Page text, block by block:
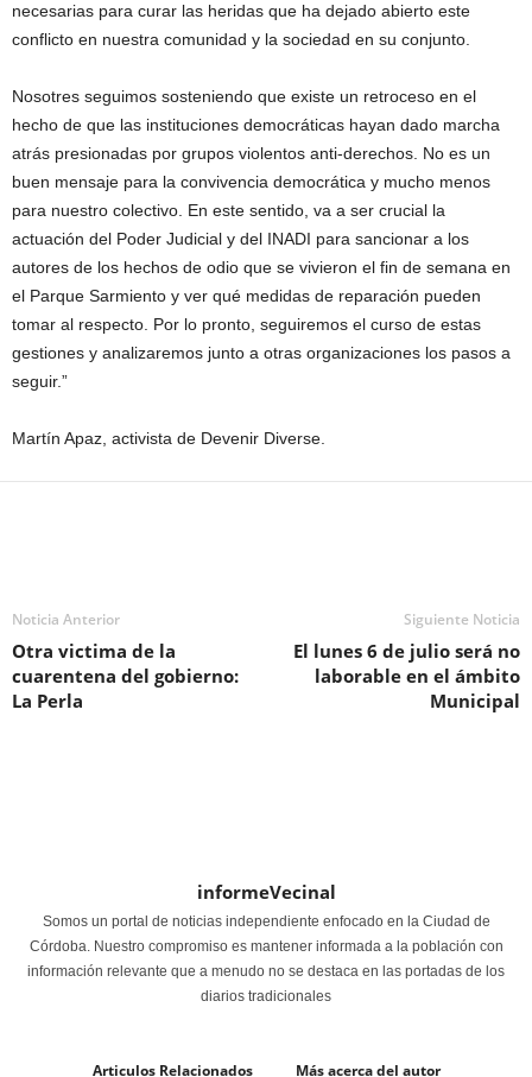
necesarias para curar las heridas que ha dejado abierto este
conflicto en nuestra comunidad y la sociedad en su conjunto.
Nosotres seguimos sosteniendo que existe un retroceso en el
hecho de que las instituciones democráticas hayan dado marcha
atrás presionadas por grupos violentos anti-derechos. No es un
buen mensaje para la convivencia democrática y mucho menos
para nuestro colectivo. En este sentido, va a ser crucial la
actuación del Poder Judicial y del INADI para sancionar a los
autores de los hechos de odio que se vivieron el fin de semana en
el Parque Sarmiento y ver qué medidas de reparación pueden
tomar al respecto. Por lo pronto, seguiremos el curso de estas
gestiones y analizaremos junto a otras organizaciones los pasos a
seguir.”
Martín Apaz, activista de Devenir Diverse.
Noticia Anterior
Otra victima de la
cuarentena del gobierno:
La Perla
Siguiente Noticia
El lunes 6 de julio será no
laborable en el ámbito
Municipal
informeVecinal
Somos un portal de noticias independiente enfocado en la Ciudad de
Córdoba. Nuestro compromiso es mantener informada a la población con
información relevante que a menudo no se destaca en las portadas de los
diarios tradicionales
Articulos Relacionados Más acerca del autor